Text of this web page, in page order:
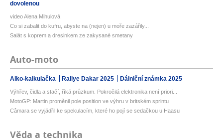
dovolenou
video Alena Mihulová
Co si zabalit do kufru, abyste na (nejen) u moře zazářily...
Salát s koprem a dresinkem ze zakysané smetany
Auto-moto
Alko-kalkulačka Rallye Dakar 2025 Dálniční známka 2025
Výhřev, čidla a stačí, říká průzkum. Pokročilá elektronika není priori...
MotoGP: Martin proměnil pole position ve výhru v britském sprintu
Câmara se vyjádřil ke spekulacím, které ho pojí se sedačkou u Haasu
Věda a technika